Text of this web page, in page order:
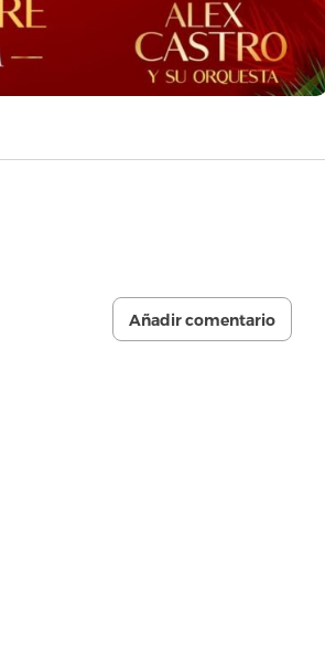
Añadir comentario